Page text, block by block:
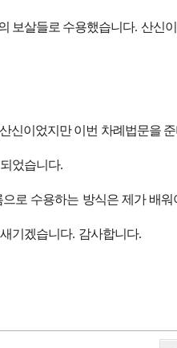
보살들로 수용했습니다. 산신
신이었지만 이번 차례법문을
었습니다.
로 수용하는 방식은 제가 배
기겠습니다. 감사합니다.